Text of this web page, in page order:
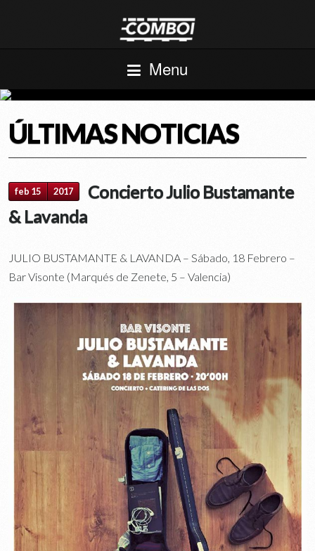
Menu
ÚLTIMAS NOTICIAS
feb 15 2017
Concierto Julio Bustamante
& Lavanda
JULIO BUSTAMANTE & LAVANDA – Sábado, 18 Febrero –
Bar Visonte (Marqués de Zenete, 5 – Valencia)